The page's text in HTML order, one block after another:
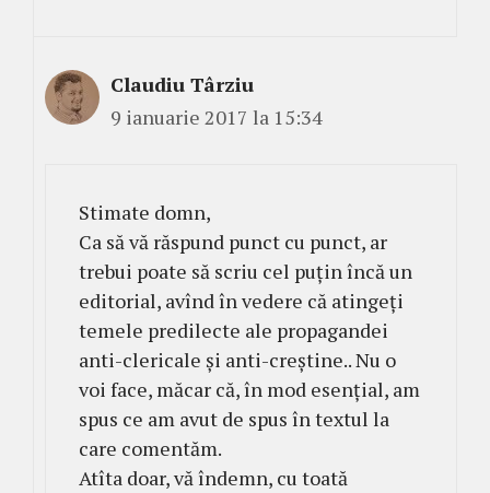
Claudiu Târziu
9 ianuarie 2017 la 15:34
Stimate domn,
Ca să vă răspund punct cu punct, ar
trebui poate să scriu cel puțin încă un
editorial, avînd în vedere că atingeți
temele predilecte ale propagandei
anti-clericale și anti-creștine.. Nu o
voi face, măcar că, în mod esențial, am
spus ce am avut de spus în textul la
care comentăm.
Atîta doar, vă îndemn, cu toată